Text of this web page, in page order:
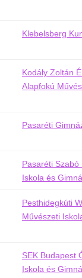
Klebelsberg
Kodály Zoltán
Alapfokú
Pasaréti
Pasaréti
Iskola és
Pesthidegkúti
Művészeti
SEK Budapest
Iskola és